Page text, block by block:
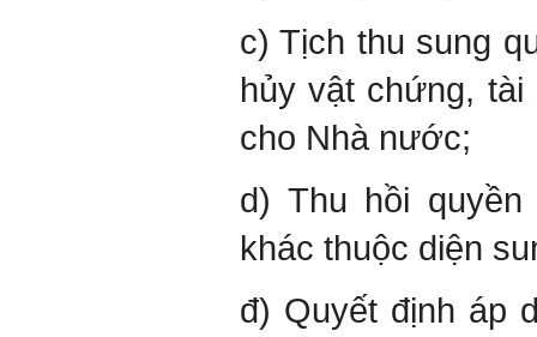
c) Tịch thu sung
hủy vật chứng,
cho Nhà nước;
d) Thu hồi
khác thuộc diện
đ) Quyết định áp